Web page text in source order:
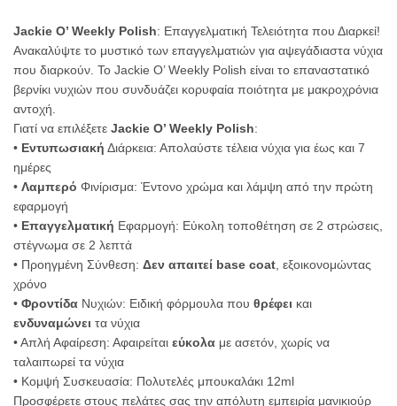
Jackie O’ Weekly Polish: Επαγγελματική Τελειότητα που Διαρκεί!
Ανακαλύψτε το μυστικό των επαγγελματιών για αψεγάδιαστα νύχια
που διαρκούν. Το Jackie O’ Weekly Polish είναι το επαναστατικό
βερνίκι νυχιών που συνδυάζει κορυφαία ποιότητα με μακροχρόνια
αντοχή.
Γιατί να επιλέξετε Jackie O’ Weekly Polish:
• Εντυπωσιακή Διάρκεια: Απολαύστε τέλεια νύχια για έως και 7
ημέρες
• Λαμπερό Φινίρισμα: Έντονο χρώμα και λάμψη από την πρώτη
εφαρμογή
• Επαγγελματική Εφαρμογή: Εύκολη τοποθέτηση σε 2 στρώσεις,
στέγνωμα σε 2 λεπτά
• Προηγμένη Σύνθεση: Δεν απαιτεί base coat , εξοικονομώντας
χρόνο
• Φροντίδα Νυχιών: Ειδική φόρμουλα που θρέφει και
ενδυναμώνει τα νύχια
• Απλή Αφαίρεση: Αφαιρείται εύκολα με ασετόν, χωρίς να
ταλαιπωρεί τα νύχια
• Κομψή Συσκευασία: Πολυτελές μπουκαλάκι 12ml
Προσφέρετε στους πελάτες σας την απόλυτη εμπειρία μανικιούρ